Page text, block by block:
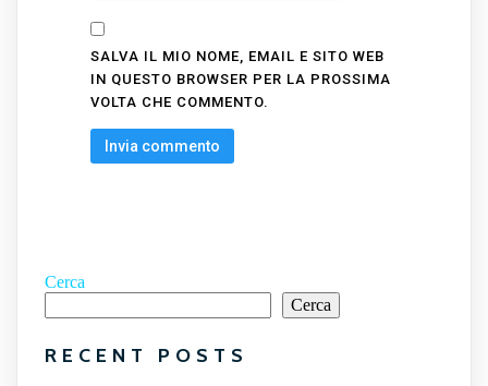
SALVA IL MIO NOME, EMAIL E SITO WEB
IN QUESTO BROWSER PER LA PROSSIMA
VOLTA CHE COMMENTO.
Cerca
Cerca
RECENT POSTS